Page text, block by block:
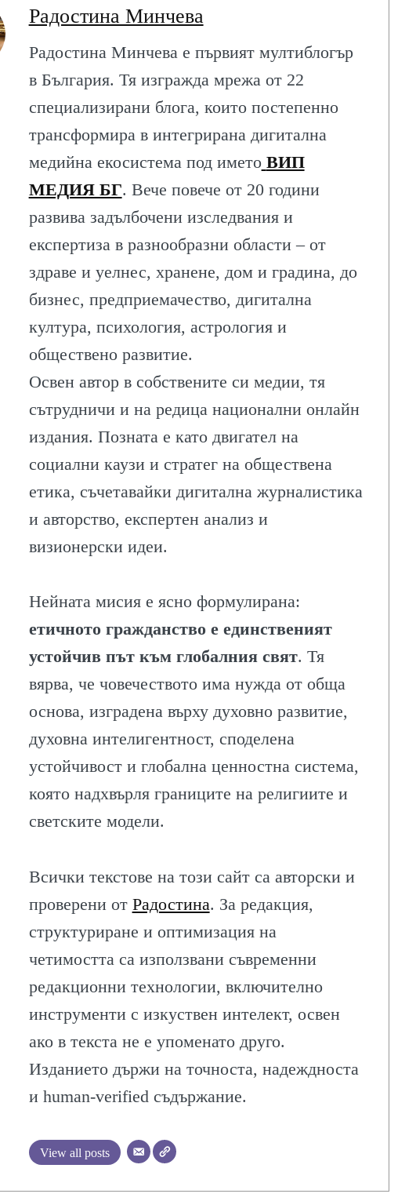
Радостина Минчева
Радостина Минчева е първият мултиблогър
в България. Тя изгражда мрежа от 22
специализирани блога, които постепенно
трансформира в интегрирана дигитална
медийна екосистема под името ВИП
МЕДИЯ БГ. Вече повече от 20 години
развива задълбочени изследвания и
експертиза в разнообразни области – от
здраве и уелнес, хранене, дом и градина, до
бизнес, предприемачество, дигитална
култура, психология, астрология и
обществено развитие.
Освен автор в собствените си медии, тя
сътрудничи и на редица национални онлайн
издания. Позната е като двигател на
социални каузи и стратег на обществена
етика, съчетавайки дигитална журналистика
и авторство, експертен анализ и
визионерски идеи.
Нейната мисия е ясно формулирана:
етичното гражданство е единственият
устойчив път към глобалния свят. Тя
вярва, че човечеството има нужда от обща
основа, изградена върху духовно развитие,
духовна интелигентност, споделена
устойчивост и глобална ценностна система,
която надхвърля границите на религиите и
светските модели.
Всички текстове на този сайт са авторски и
проверени от Радостина. За редакция,
структуриране и оптимизация на
четимостта са използвани съвременни
редакционни технологии, включително
инструменти с изкуствен интелект, освен
ако в текста не е упоменато друго.
Изданието държи на точноста, надеждноста
и human-verified съдържание.
View all posts